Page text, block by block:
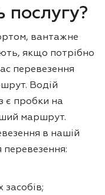
послугу?
вантажне
якщо потрібно
перевезення
Водій
є пробки на
маршрут.
в нашій
перевезення:
засобів;